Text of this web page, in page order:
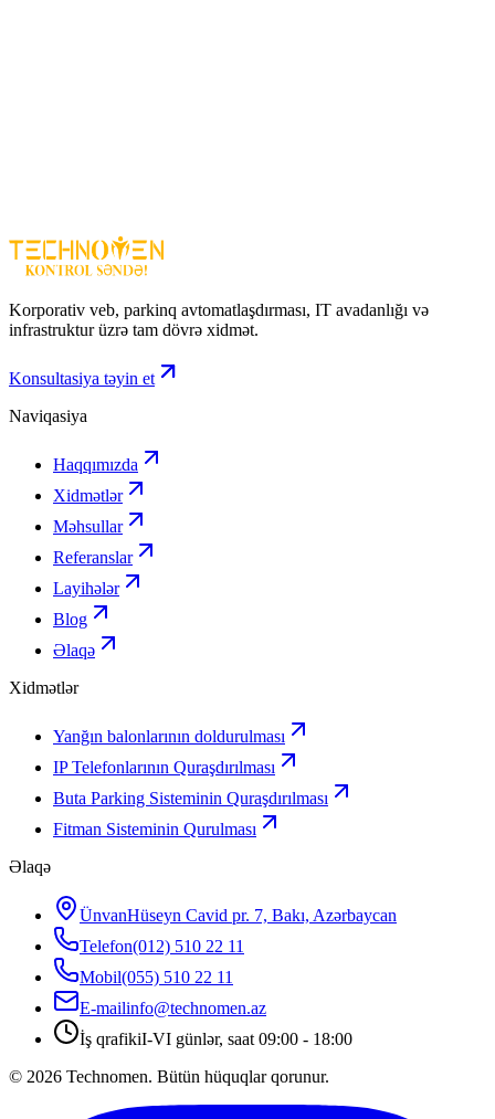
oxuma üçün peşəkar və etibarlı seçimdir.
Korporativ veb, parkinq avtomatlaşdırması, IT avadanlığı və
infrastruktur üzrə tam dövrə xidmət.
Konsultasiya təyin et
Naviqasiya
Haqqımızda
Xidmətlər
Məhsullar
Referanslar
Layihələr
Blog
Əlaqə
Xidmətlər
Yanğın balonlarının doldurulması
IP Telefonlarının Quraşdırılması
Buta Parking Sisteminin Quraşdırılması
Fitman Sisteminin Qurulması
Əlaqə
ÜnvanHüseyn Cavid pr. 7, Bakı, Azərbaycan
Telefon(012) 510 22 11
Mobil(055) 510 22 11
E-mailinfo@technomen.az
İş qrafikiI-VI günlər, saat 09:00 - 18:00
© 2026 Technomen. Bütün hüquqlar qorunur.